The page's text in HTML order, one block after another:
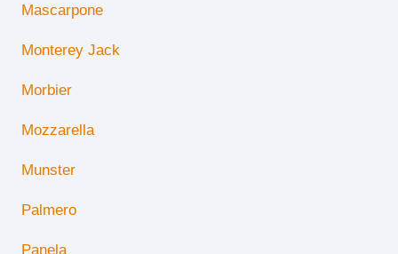
Mascarpone
Monterey Jack
Morbier
Mozzarella
Munster
Palmero
Panela